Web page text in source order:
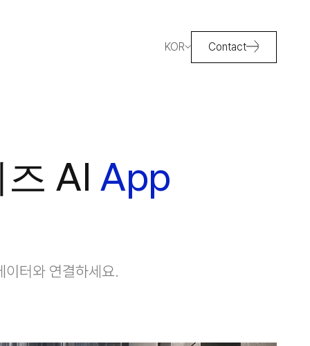
AI App
터와 연결하세요.
KOR Contact